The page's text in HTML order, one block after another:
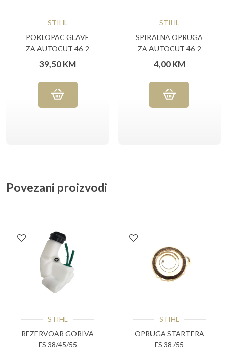
STIHL
POKLOPAC GLAVE
ZA AUTOCUT 46-2
(40037139701)
39,50KM
STIHL
SPIRALNA OPRUGA
ZA AUTOCUT 46-2
(00009973102)
4,00KM
Povezani proizvodi
STIHL
REZERVOAR GORIVA
FS 38/45/55
STIHL
OPRUGA STARTERA
FS 38 /55